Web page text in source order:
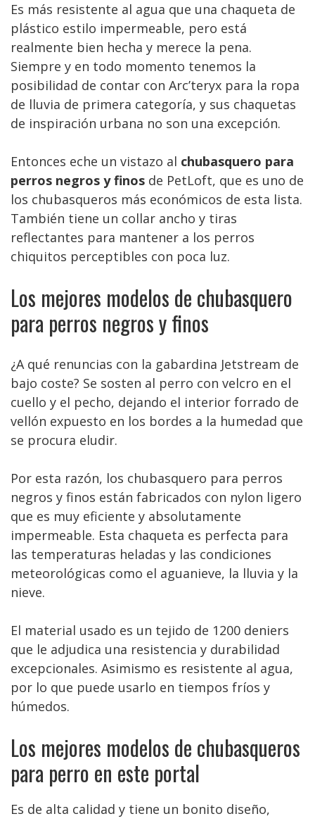
Es más resistente al agua que una chaqueta de
plástico estilo impermeable, pero está
realmente bien hecha y merece la pena.
Siempre y en todo momento tenemos la
posibilidad de contar con Arc’teryx para la ropa
de lluvia de primera categoría, y sus chaquetas
de inspiración urbana no son una excepción.
Entonces eche un vistazo al chubasquero para
perros negros y finos de PetLoft, que es uno de
los chubasqueros más económicos de esta lista.
También tiene un collar ancho y tiras
reflectantes para mantener a los perros
chiquitos perceptibles con poca luz.
Los mejores modelos de chubasquero
para perros negros y finos
¿A qué renuncias con la gabardina Jetstream de
bajo coste? Se sosten al perro con velcro en el
cuello y el pecho, dejando el interior forrado de
vellón expuesto en los bordes a la humedad que
se procura eludir.
Por esta razón, los chubasquero para perros
negros y finos están fabricados con nylon ligero
que es muy eficiente y absolutamente
impermeable. Esta chaqueta es perfecta para
las temperaturas heladas y las condiciones
meteorológicas como el aguanieve, la lluvia y la
nieve.
El material usado es un tejido de 1200 deniers
que le adjudica una resistencia y durabilidad
excepcionales. Asimismo es resistente al agua,
por lo que puede usarlo en tiempos fríos y
húmedos.
Los mejores modelos de chubasqueros
para perro en este portal
Es de alta calidad y tiene un bonito diseño,